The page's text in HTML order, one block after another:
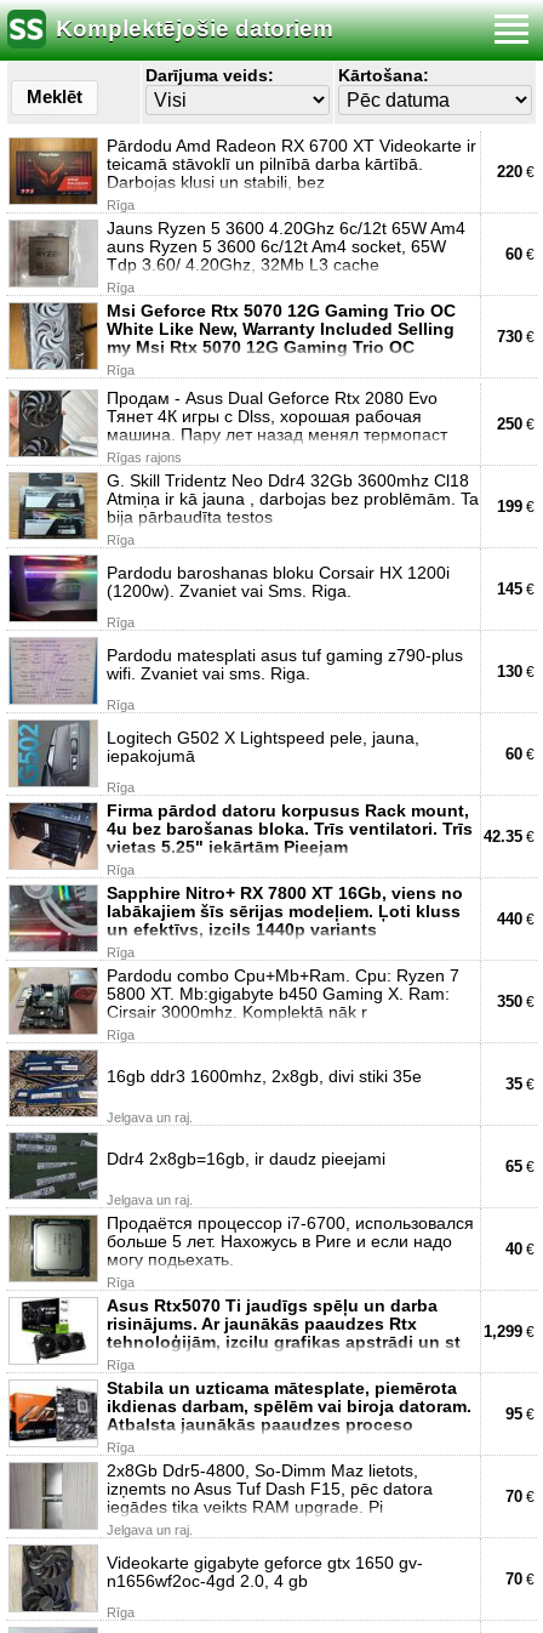
Komplektējošie datoriem
Meklēt
Darījuma veids: Kārtošana:
Pārdodu Amd Radeon RX 6700 XT Videokarte ir
teicamā stāvoklī un pilnībā darba kārtībā.
Darbojas klusi un stabili, bez
Rīga
220 €
Jauns Ryzen 5 3600 4.20Ghz 6c/12t 65W Am4
auns Ryzen 5 3600 6c/12t Am4 socket, 65W
Tdp 3.60/ 4.20Ghz, 32Mb L3 cache
Rīga
60 €
Msi Geforce Rtx 5070 12G Gaming Trio OC
White Like New, Warranty Included Selling
my Msi Rtx 5070 12G Gaming Trio OC
Rīga
730 €
Продам - Asus Dual Geforce Rtx 2080 Evo
Тянет 4К игры с Dlss, хорошая рабочая
машина. Пару лет назад менял термопаст
Rīgas rajons
250 €
G. Skill Tridentz Neo Ddr4 32Gb 3600mhz Cl18
Atmiņa ir kā jauna , darbojas bez problēmām. Ta
bija pārbaudīta testos
Rīga
199 €
Pardodu baroshanas bloku Corsair HX 1200i
(1200w). Zvaniet vai Sms. Riga.
Rīga
145 €
Pardodu matesplati asus tuf gaming z790-plus
wifi. Zvaniet vai sms. Riga.
Rīga
130 €
Logitech G502 X Lightspeed pele, jauna,
iepakojumā
Rīga
60 €
Firma pārdod datoru korpusus Rack mount,
4u bez barošanas bloka. Trīs ventilatori. Trīs
vietas 5.25" iekārtām Pieejam
Rīga
42.35 €
Sapphire Nitro+ RX 7800 XT 16Gb, viens no
labākajiem šīs sērijas modeļiem. Ļoti kluss
un efektīvs, izcils 1440p variants
Rīga
440 €
Pardodu combo Cpu+Mb+Ram. Cpu: Ryzen 7
5800 XT. Mb:gigabyte b450 Gaming X. Ram:
Cirsair 3000mhz. Komplektā nāk r
Rīga
350 €
16gb ddr3 1600mhz, 2x8gb, divi stiki 35e
Jelgava un raj.
35 €
Ddr4 2x8gb=16gb, ir daudz pieejami
Jelgava un raj.
65 €
Продаётся процессор i7-6700, использовался
больше 5 лет. Нахожусь в Риге и если надо
могу подьехать.
Rīga
40 €
Asus Rtx5070 Ti jaudīgs spēļu un darba
risinājums. Ar jaunākās paaudzes Rtx
tehnoloģijām, izcilu grafikas apstrādi un st
Rīga
1,299 €
Stabila un uzticama mātesplate, piemērota
ikdienas darbam, spēlēm vai biroja datoram.
Atbalsta jaunākās paaudzes proceso
Rīga
95 €
2x8Gb Ddr5-4800, So-Dimm Maz lietots,
izņemts no Asus Tuf Dash F15, pēc datora
iegādes tika veikts RAM upgrade. Pi
Jelgava un raj.
70 €
Videokarte gigabyte geforce gtx 1650 gv-
n1656wf2oc-4gd 2.0, 4 gb
Rīga
70 €